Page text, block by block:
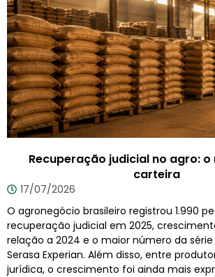
Recuperação judicial no agro:
carteira
17/07/2026
O agronegócio brasileiro registrou 1.990
recuperação judicial em 2025,
relação a 2024 e o maior número da
Serasa Experian. Além disso, entre
jurídica, o crescimento foi ainda mais